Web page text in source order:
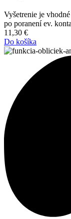
Vyšetrenie je
po poranení ev.
11,30 €
Do košíka